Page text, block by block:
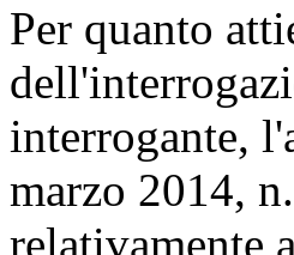
Per quanto
interrogante,
marzo 2014,
relativamente